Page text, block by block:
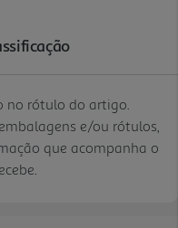
no rótulo do artigo.
e/ou rótulos,
que acompanha o